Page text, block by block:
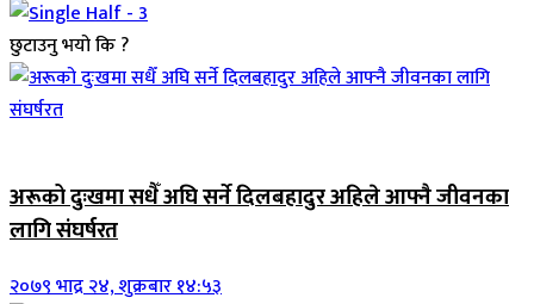
छुटाउनु भयो कि ?
अरूको दुःखमा सधैँ अघि सर्ने दिलबहादुर अहिले आफ्नै जीवनका
लागि संघर्षरत
२०७९ भाद्र २४, शुक्रबार १४:५३